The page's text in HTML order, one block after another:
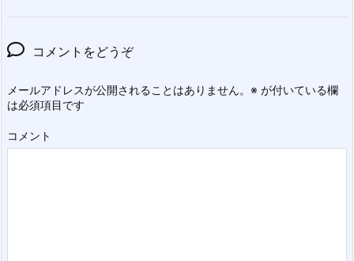
コメントをどうぞ
メールアドレスが公開されることはありません。 ※ が付いている欄
は必須項目です
コメント